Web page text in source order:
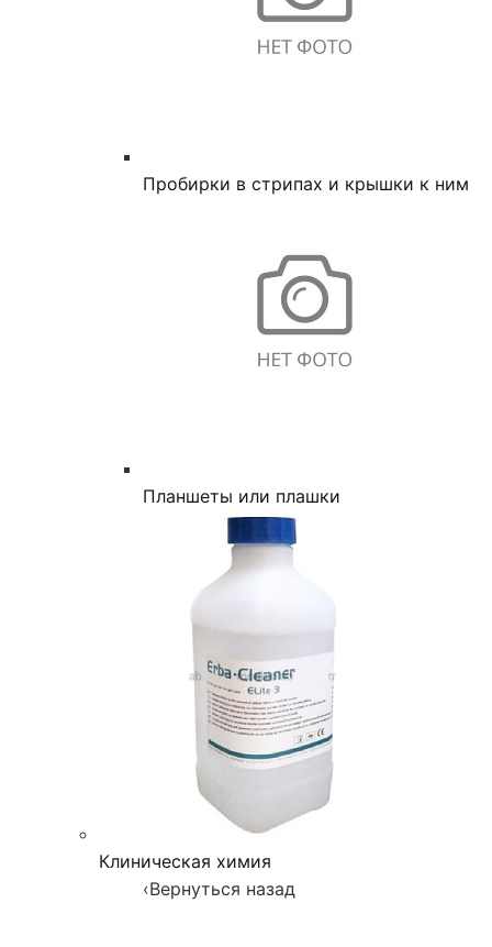
Пробирки в стрипах и крышки к ним
Планшеты или плашки
Клиническая химия
‹Вернуться назад